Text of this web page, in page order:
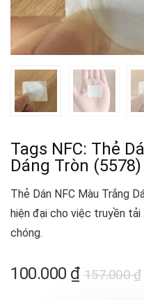
Tags NFC: Thẻ
Dáng Tròn (5578)
Thẻ Dán NFC Màu Trắng
hiện đại cho việc truyền
chóng.
157.000₫
100.000 ₫